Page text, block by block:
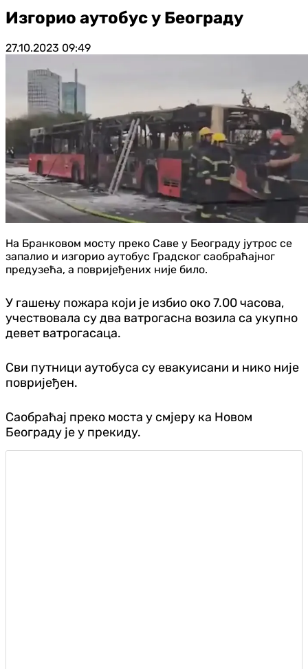
Изгорио аутобус у Београду
27.10.2023 09:49
На Бранковом мосту преко Саве у Београду јутрос се
запалио и изгорио аутобус Градског саобраћајног
предузећа, а повријеђених није било.
У гашењу пожара који је избио око 7.00 часова,
учествовала су два ватрогасна возила са укупно
девет ватрогасаца.
Сви путници аутобуса су евакуисани и нико није
повријеђен.
Саобраћај преко моста у смјеру ка Новом
Београду је у прекиду.